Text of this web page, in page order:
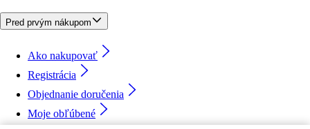
Pred prvým nákupom
Ako nakupovať
Registrácia
Objednanie doručenia
Moje obľúbené